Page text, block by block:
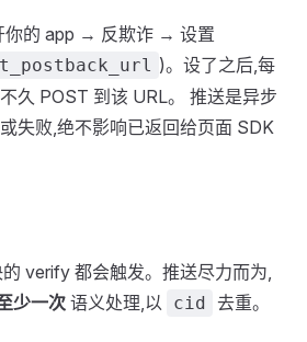
你的 app → 反欺诈 → 设置
)。设了之后,每
久 POST 到该 URL。 推送是异步
失败,绝不影响已返回给页面 SDK
verify 都会触发。推送尽力而为,
少一次 语义处理,以 cid 去重。